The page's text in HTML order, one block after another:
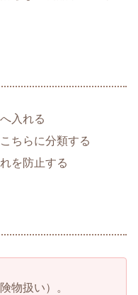
入れる
ちらに分類する
を防止する
物扱い）。